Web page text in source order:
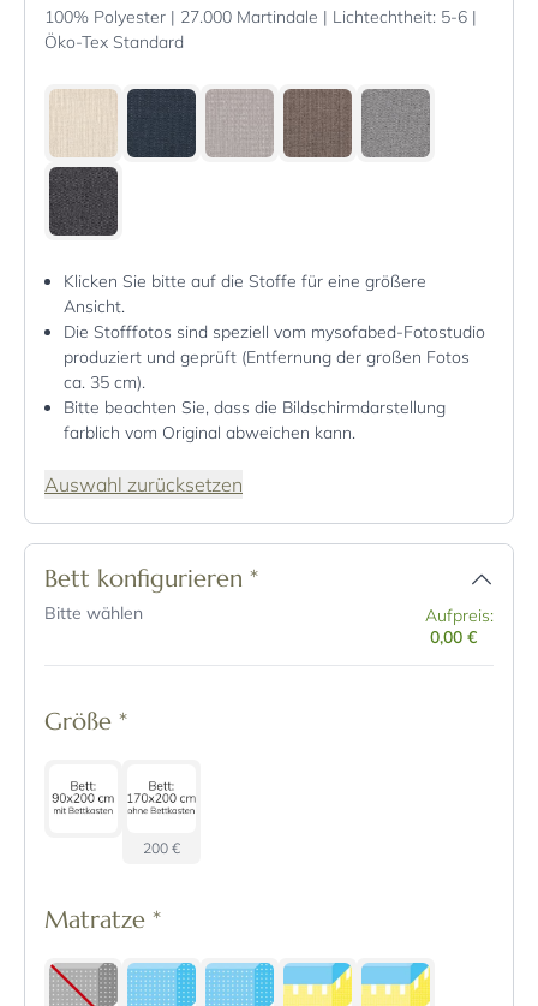
100% Polyester | 27.000 Martindale | Lichtechtheit: 5-6 |
Öko-Tex Standard
Klicken Sie bitte auf die Stoffe für eine größere
Ansicht.
Die Stofffotos sind speziell vom mysofabed-Fotostudio
produziert und geprüft (Entfernung der großen Fotos
ca. 35 cm).
Bitte beachten Sie, dass die Bildschirmdarstellung
farblich vom Original abweichen kann.
Auswahl zurücksetzen
Bett konfigurieren *
Bitte wählen
Aufpreis:
0,00 €
Größe *
200 €
Matratze *